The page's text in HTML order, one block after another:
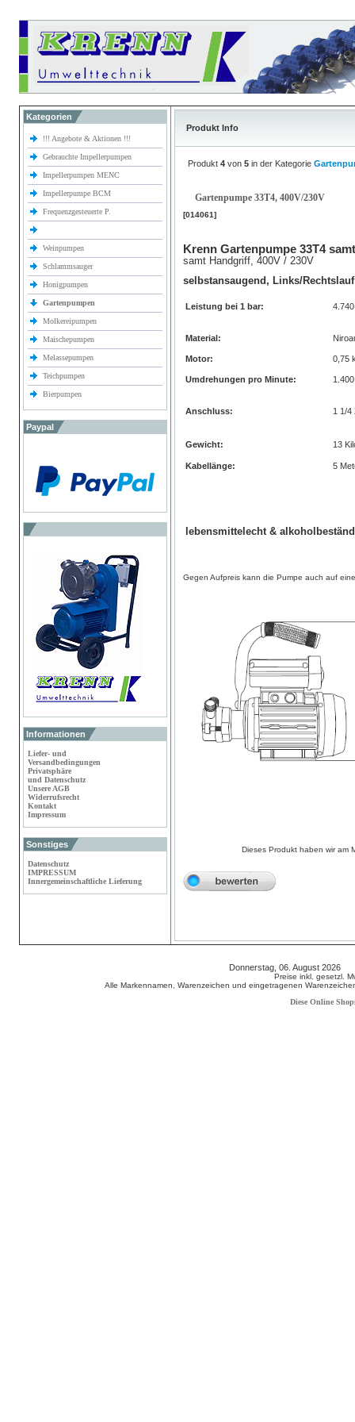
Kategorien
!!! Angebote & Aktionen !!!
Gebrauchte Impellerpumpen
Impellerpumpen MENC
Impellerpumpe BCM
Frequenzgesteuerte P.
Weinpumpen
Schlammsauger
Honigpumpen
Gartenpumpen
Molkereipumpen
Maischepumpen
Melassepumpen
Teichpumpen
Bierpumpen
Paypal
Informationen
Liefer- und
Versandbedingungen
Privatsphäre
und Datenschutz
Unsere AGB
Widerrufsrecht
Kontakt
Impressum
Sonstiges
Datenschutz
IMPRESSUM
Innergemeinschaftliche Lieferung
Produkt Info
Produkt 4 von 5 in der Kategorie
Gartenpumpe 33T4, 400V/230V
[014061]
Krenn Gartenpumpe 33T4
samt Handgriff, 400V / 230V
selbstansaugend, Links/Rechtslauf
Leistung bei 1 bar:
Material:
Motor: 0,75
Umdrehungen pro Minute:
Anschluss: 1 1/4
Gewicht: 13
Kabellänge: 5
lebensmittelecht &
Gegen Aufpreis kann die Pumpe auch auf
Dieses Produkt haben wir am
Donnerstag, 06. August
Preise inkl. gesetzl.
Alle Markennamen, Warenzeichen und eingetragenen
Diese Online